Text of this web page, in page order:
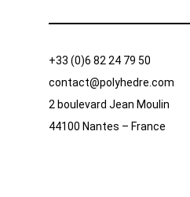
+33 (0)6 82 24 79 50
contact@polyhedre.com
2 boulevard Jean Moulin
44100 Nantes – France